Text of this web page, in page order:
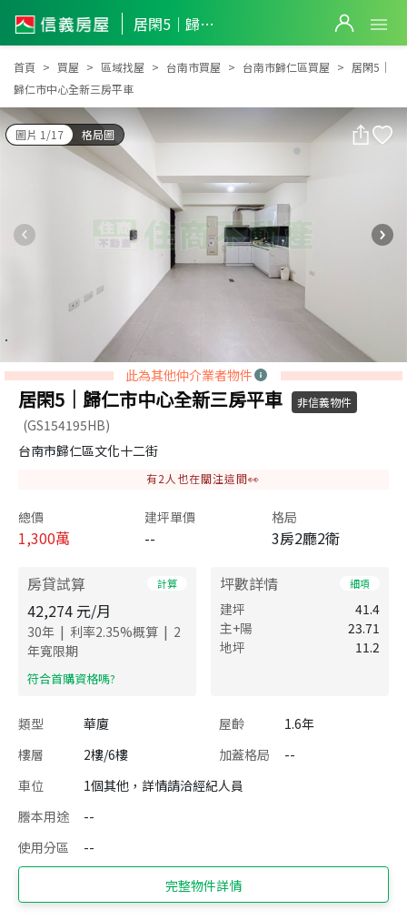
居閑5｜歸仁市中心全新三房平車
居閑5｜歸仁市中心全新三房平車
首頁 買屋 區域找屋 台南市買屋 台南市歸仁區買屋
居閑5｜
歸仁市中心全新三房平車
圖片 1/17 格局圖
此為其他仲介業者物件
居閑5｜歸仁市中心全新三房平車 非信義物件
(GS154195HB)
台南市歸仁區文化十二街
有2 人也在關注這間👀
總價
1,300萬
建坪單價
--
格局
3房2廳2衛
房貸試算 計算
42,274 元/月
30年 | 利率2.35%概算 | 2
年寬限期
​符合首購資格嗎?
坪數詳情 細項
建坪
41.4
主+陽
23.71
地坪
11.2
類型 華廈 屋齡
1.6年
樓層
2樓/6樓 加蓋格局
--
車位
1個其他，詳情請洽經紀人員
謄本用途
--
使用分區
--
完整物件詳情